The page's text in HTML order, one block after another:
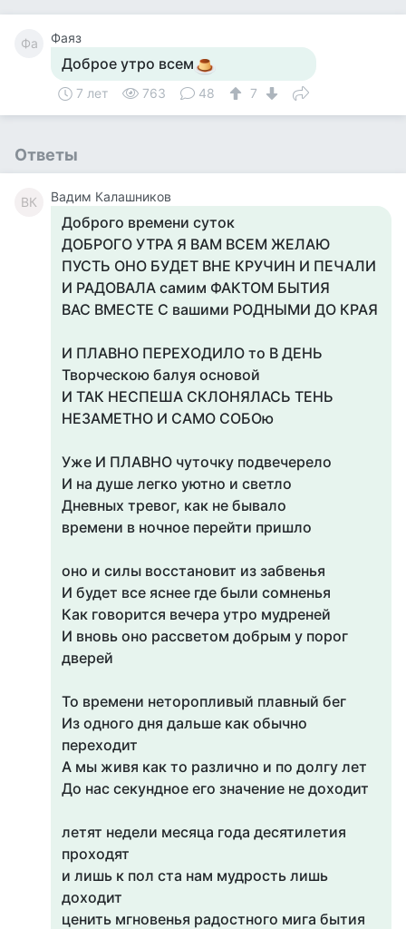
Фа Фаяз
Доброе утро всем
7 лет 763 48 7
Ответы
ВК Вадим Калашников
Доброго времени суток
ДОБРОГО УТРА Я ВАМ ВСЕМ ЖЕЛАЮ
ПУСТЬ ОНО БУДЕТ ВНЕ КРУЧИН И ПЕЧАЛИ
И РАДОВАЛА самим ФАКТОМ БЫТИЯ
ВАС ВМЕСТЕ С вашими РОДНЫМИ ДО КРАЯ
И ПЛАВНО ПЕРЕХОДИЛО то В ДЕНЬ
Творческою балуя основой
И ТАК НЕСПЕША СКЛОНЯЛАСЬ ТЕНЬ
НЕЗАМЕТНО И САМО СОБОю
Уже И ПЛАВНО чуточку подвечерело
И на душе легко уютно и светло
Дневных тревог, как не бывало
времени в ночное перейти пришло
оно и силы восстановит из забвенья
И будет все яснее где были сомненья
Как говорится вечера утро мудреней
И вновь оно рассветом добрым у порог
дверей
То времени неторопливый плавный бег
Из одного дня дальше как обычно
переходит
А мы живя как то различно и по долгу лет
До нас секундное его значение не доходит
летят недели месяца года десятилетия
проходят
и лишь к пол ста нам мудрость лишь
доходит
ценить мгновенья радостного мига бытия